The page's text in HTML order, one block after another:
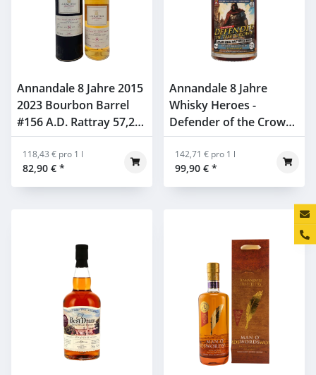
Annandale 8 Jahre 2015
2023 Bourbon Barrel
#156 A.D. Rattray 57,2%
0,7l
82,90 € *
118,43 € pro 1 l
Annandale 8 Jahre
Whisky Heroes -
Defender of the Crown
Brave New Spirits
52,9% 0,7l
99,90 € *
142,71 € pro 1 l